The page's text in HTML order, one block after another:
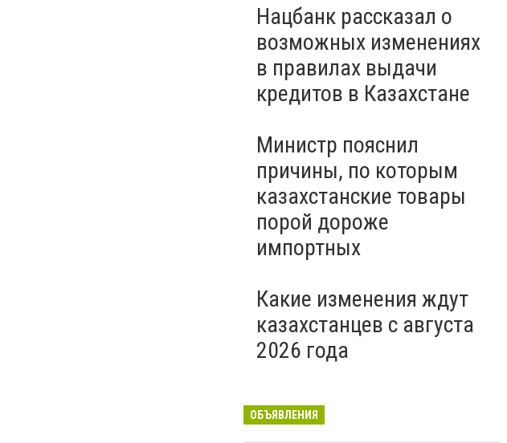
Нацбанк рассказал о
возможных изменениях
в правилах выдачи
кредитов в Казахстане
Министр пояснил
причины, по которым
казахстанские товары
порой дороже
импортных
Какие изменения ждут
казахстанцев с августа
2026 года
ОБЪЯВЛЕНИЯ